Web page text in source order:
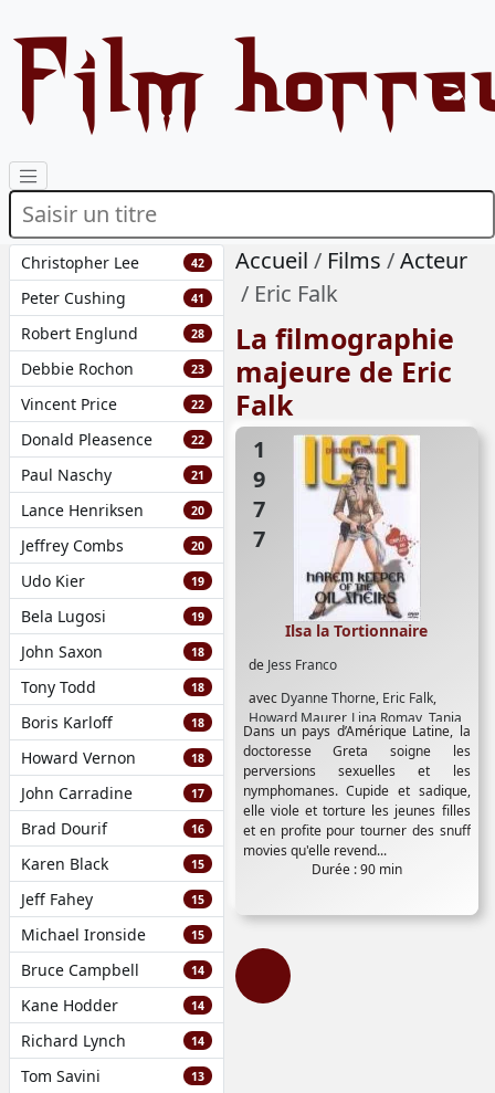
Film
Christopher Lee 42
Peter Cushing 41
Robert Englund 28
Debbie Rochon 23
Vincent Price 22
Donald Pleasence 22
Paul Naschy 21
Lance Henriksen 20
Jeffrey Combs 20
Udo Kier 19
Bela Lugosi 19
John Saxon 18
Tony Todd 18
Boris Karloff 18
Howard Vernon 18
John Carradine 17
Brad Dourif 16
Karen Black 15
Jeff Fahey 15
Michael Ironside 15
Bruce Campbell 14
Kane Hodder 14
Richard Lynch 14
Tom Savini 13
Accueil Films
Acteur
Eric Falk
La filmographie
majeure de Eric
Falk
1977
de Jess Franco
avec Dyanne Thorne, Eric Falk,
Howard Maurer, Lina Romay, Tania
Busselier
Ilsa la Tortionnaire
Dans un pays d’Amérique Latine, la
doctoresse Greta soigne les
perversions sexuelles et les
nymphomanes. Cupide et sadique,
elle viole et torture les jeunes filles
et en profite pour tourner des snuff
movies qu'elle revend...
Durée : 90 min